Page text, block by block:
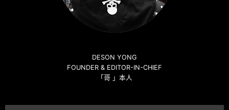
DESON YONG
FOUNDER & EDITOR-IN-CHIEF
「哥 」本人